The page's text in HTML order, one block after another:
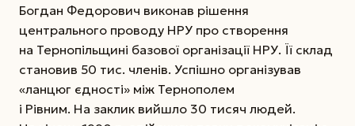
Богдан Федорович виконав рішення
центрального проводу НРУ про створення
на Тернопільщині базової організації НРУ. Її склад
становив 50 тис. членів. Успішно організував
«ланцюг єдності» між Тернополем
і Рівним. На заклик вийшло 30 тисяч людей.